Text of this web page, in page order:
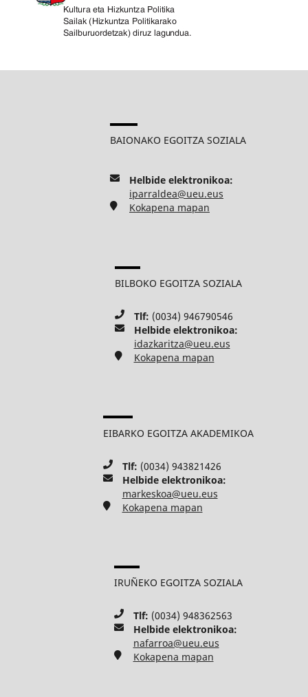
BAIONAKO EGOITZA SOZIALA
Helbide elektronikoa:
iparraldea@ueu.eus
Kokapena mapan
BILBOKO EGOITZA SOZIALA
Tlf: (0034) 946790546
Helbide elektronikoa:
idazkaritza@ueu.eus
Kokapena mapan
EIBARKO EGOITZA AKADEMIKOA
Tlf: (0034) 943821426
Helbide elektronikoa:
markeskoa@ueu.eus
Kokapena mapan
IRUÑEKO EGOITZA SOZIALA
Tlf: (0034) 948362563
Helbide elektronikoa:
nafarroa@ueu.eus
Kokapena mapan